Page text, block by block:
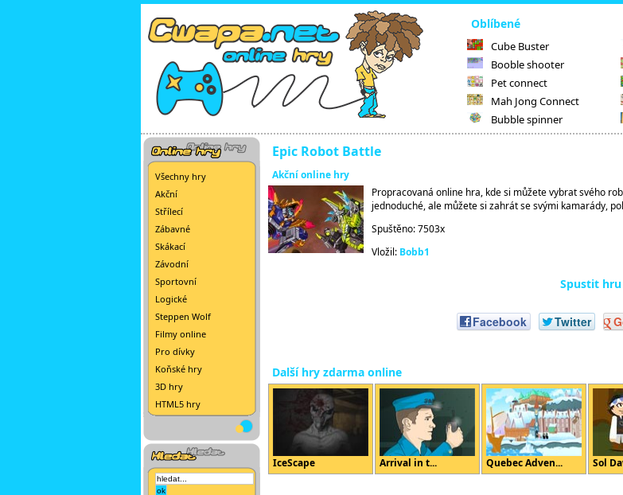
Oblíbené
Cube Buster
Booble shooter
Pet connect
Mah Jong Connect
Bubble spinner
Všechny hry
Akční
Střílecí
Zábavné
Skákací
Závodní
Sportovní
Logické
Steppen Wolf
Filmy online
Pro dívky
Koňské hry
3D hry
HTML5 hry
Epic Robot Battle
Akční online hry
Propracovaná online hra, kde si můžete vybrat svého
jednoduché, ale můžete si zahrát se svými kamarády,
Spuštěno: 7503x
Vložil: Bobb1
Spustit hru
Facebook Twitter
Další hry zdarma online
IceScape Arrival in t... Quebec Adven... Sol